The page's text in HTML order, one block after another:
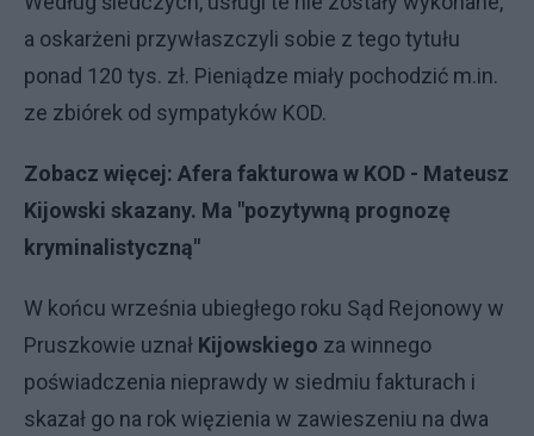
a oskarżeni przywłaszczyli sobie z tego tytułu
ponad 120 tys. zł. Pieniądze miały pochodzić m.in.
ze zbiórek od sympatyków KOD.
Zobacz więcej: Afera fakturowa w KOD - Mateusz
Kijowski skazany. Ma "pozytywną prognozę
kryminalistyczną"
W końcu września ubiegłego roku Sąd Rejonowy w
Pruszkowie uznał Kijowskiego za winnego
poświadczenia nieprawdy w siedmiu fakturach i
skazał go na rok więzienia w zawieszeniu na dwa